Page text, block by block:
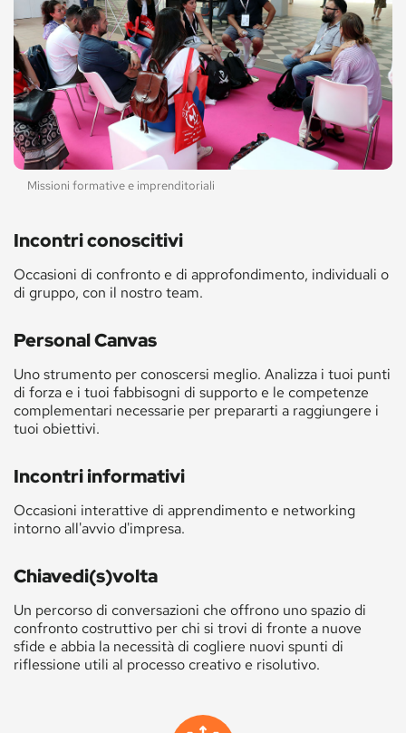
Missioni formative e imprenditoriali
Incontri conoscitivi
Occasioni di confronto e di approfondimento, individuali o
di gruppo, con il nostro team.
Personal Canvas
Uno strumento per conoscersi meglio. Analizza i tuoi punti
di forza e i tuoi fabbisogni di supporto e le competenze
complementari necessarie per prepararti a raggiungere i
tuoi obiettivi.
Incontri informativi
Occasioni interattive di apprendimento e networking
intorno all'avvio d'impresa.
Chiavedi(s)volta
Un percorso di conversazioni che offrono uno spazio di
confronto costruttivo per chi si trovi di fronte a nuove
sfide e abbia la necessità di cogliere nuovi spunti di
riflessione utili al processo creativo e risolutivo.